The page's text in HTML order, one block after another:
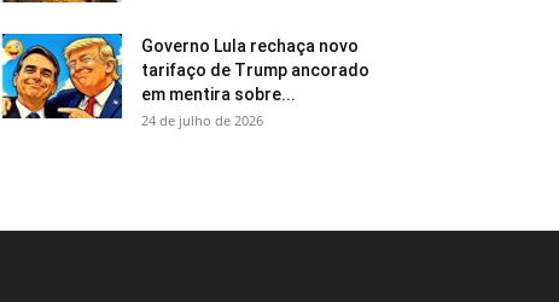
Governo Lula rechaça novo
tarifaço de Trump ancorado
em mentira sobre...
24 de julho de 2026